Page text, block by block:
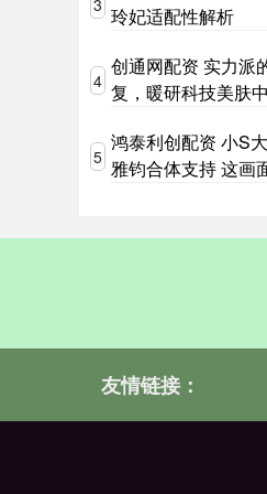
玲妃适配性解析
4
创通网配资 实力派
复，暖研科技美肤
5
鸿泰利创配资 小S
雅钧合体支持 这画
友情链接：